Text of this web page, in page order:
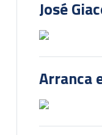
José
Arranca